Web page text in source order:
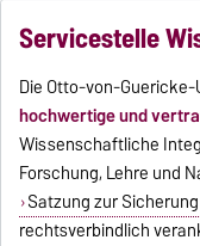
Servicestelle
Die Otto-von-
hochwertige und
Wissenschaftliche
Forschung, Lehre und
Satzung zur
rechtsverbindlich